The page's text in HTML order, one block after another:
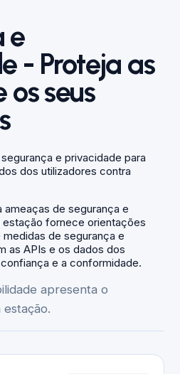
e
- Proteja as
os seus
e privacidade para
dos utilizadores contra
ameaças de segurança e
fornece orientações
de segurança e
as APIs e os dados dos
e a conformidade.
apresenta o